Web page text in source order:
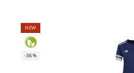
NEW
-36%